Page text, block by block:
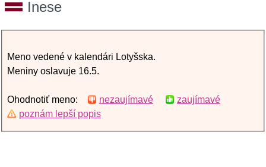
Inese
Meno vedené v kalendári Lotyšska.
Meniny oslavuje 16.5.
Ohodnotiť meno: nezaujímavé
zaujímavé
poznám lepší popis